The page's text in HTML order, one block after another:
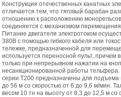
Конструкция отечественных канатных
отличается тем, что тяговый барабан
отношению к расположению
соединяется с механизмом
Питание двигателя электротоком
380В с помощью гибкого кабеля или
тележке, предназначенной для
используется переносной пульт, причем
только при непрерывном нажатии на
несанкционированной работы
серии Т200 предназначены для подъема
до 56 м со скоростью от 6 до 9,6 м/мин.
весом 10 тн на высоту от 8,3 до 12,5 м со